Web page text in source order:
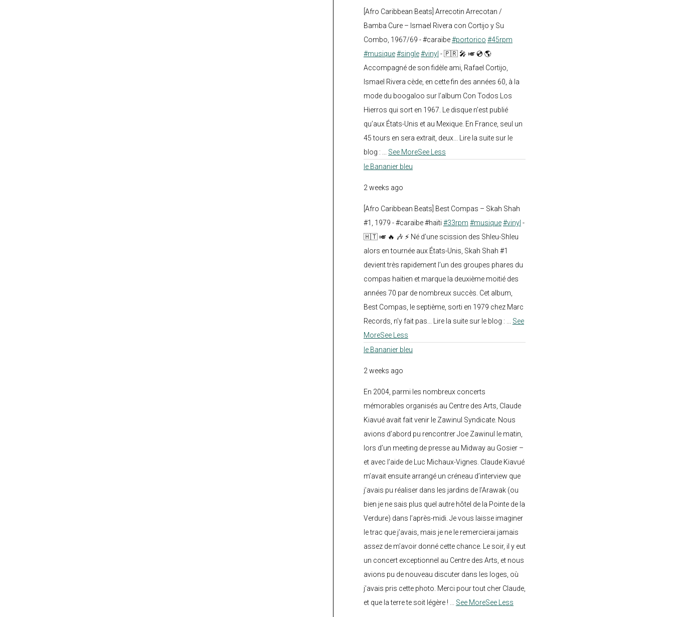
[Afro Caribbean Beats] Arrecotin Arrecotan /
Bamba Cure – Ismael Rivera con Cortijo y Su
Combo, 1967/69 - #caraïbe#portorico #45rpm
#musique#single#vinyl - 🇵🇷 🎤 🎺 💿 🌎
Accompagné de son fidèle ami, Rafael Cortijo,
Ismael Rivera cède, en cette fin des années 60, à la
mode du boogaloo sur l’album Con Todos Los
Hierros qui sort en 1967. Le disque n’est publié
qu’aux États-Unis et au Mexique. En France, seul un
45 tours en sera extrait, deux... Lire la suite sur le
blog :
See MoreSee Less
le Bananier bleu
2 weeks ago
[Afro Caribbean Beats] Best Compas – Skah Shah
#1, 1979 - #caraïbe #haïti #33rpm #musique#vinyl -
🇭🇹 🎺 🔥 🎶 ⚡ Né d’une scission des Shleu-Shleu
alors en tournée aux États-Unis, Skah Shah #1
devient très rapidement l’un des groupes phares du
compas haïtien et marque la deuxième moitié des
années 70 par de nombreux succès. Cet album,
Best Compas, le septième, sorti en 1979 chez Marc
Records, n’y fait pas... Lire la suite sur le blog :
See
MoreSee Less
le Bananier bleu
2 weeks ago
En 2004, parmi les nombreux concerts
mémorables organisés au Centre des Arts, Claude
Kiavué avait fait venir le Zawinul Syndicate. Nous
avions d’abord pu rencontrer Joe Zawinul le matin,
lors d’un meeting de presse au Midway au Gosier –
et avec l’aide de Luc Michaux-Vignes. Claude Kiavué
m’avait ensuite arrangé un créneau d’interview que
j’avais pu réaliser dans les jardins de l’Arawak (ou
bien je ne sais plus quel autre hôtel de la Pointe de la
Verdure) dans l’après-midi. Je vous laisse imaginer
le trac que j’avais, mais je ne le remercierai jamais
assez de m’avoir donné cette chance. Le soir, il y eut
un concert exceptionnel au Centre des Arts, et nous
avions pu de nouveau discuter dans les loges, où
j’avais pris cette photo. Merci pour tout cher Claude,
et que la terre te soit légère !
See MoreSee Less